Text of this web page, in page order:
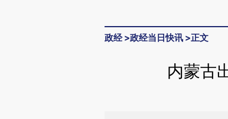
政经>政经当日快讯 >正文
内蒙古